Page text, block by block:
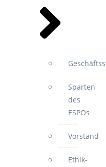
Sparten
des
ESPOs
Vorstand
Ethik-